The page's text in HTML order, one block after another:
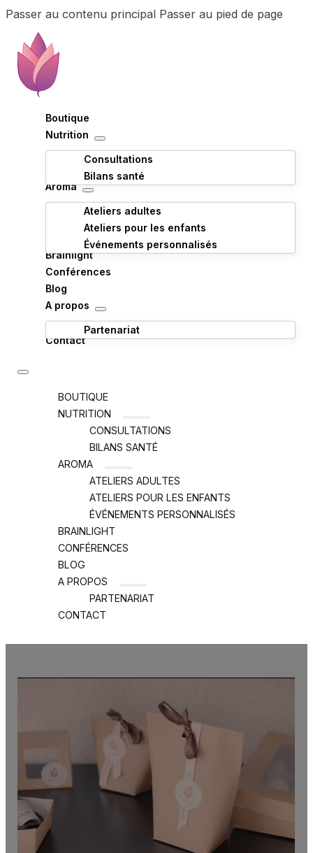
Passer au contenu principal Passer au pied de page
Boutique
Nutrition
Consultations
Bilans santé
Aroma
Ateliers adultes
Ateliers pour les enfants
Événements personnalisés
Brainlight
Conférences
Blog
A propos
Partenariat
Contact
BOUTIQUE
NUTRITION
CONSULTATIONS
BILANS SANTÉ
AROMA
ATELIERS ADULTES
ATELIERS POUR LES ENFANTS
ÉVÉNEMENTS PERSONNALISÉS
BRAINLIGHT
CONFÉRENCES
BLOG
A PROPOS
PARTENARIAT
CONTACT